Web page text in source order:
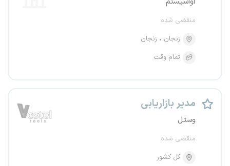
منقضی شده
زنجان
زنجان
تمام وقت
مدیر بازاریابی
وستل
منقضی شده
کل کشور